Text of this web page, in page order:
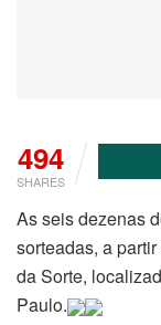
494
SHARES
As seis dezenas
sorteadas, a
da Sorte,
Paulo.